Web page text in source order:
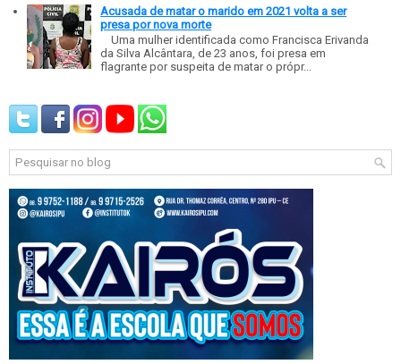
Acusada de matar o marido em 2021 volta a ser
presa por nova morte
Uma mulher identificada como Francisca Erivanda
da Silva Alcântara, de 23 anos, foi presa em
flagrante por suspeita de matar o própr...